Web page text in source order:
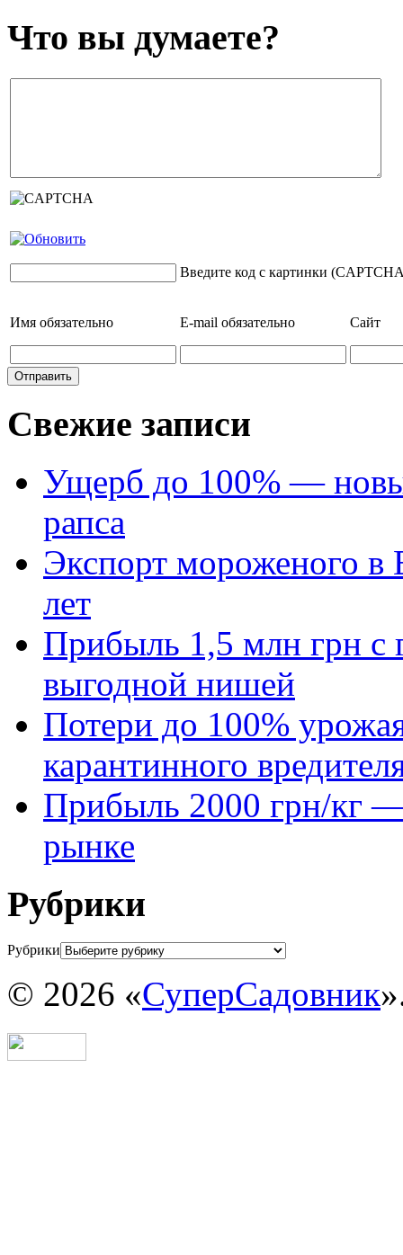
Что вы думаете?
Введите код с картинки
Имя обязательно E-mail обязательно Сайт
Свежие записи
Ущерб до 100% —
рапса
Экспорт мороженого в
лет
Прибыль 1,5 млн грн с
выгодной нишей
Потери до 100%
карантинного
Прибыль 2000 грн/кг —
рынке
Рубрики
Рубрики
© 2026 «СуперСадовник